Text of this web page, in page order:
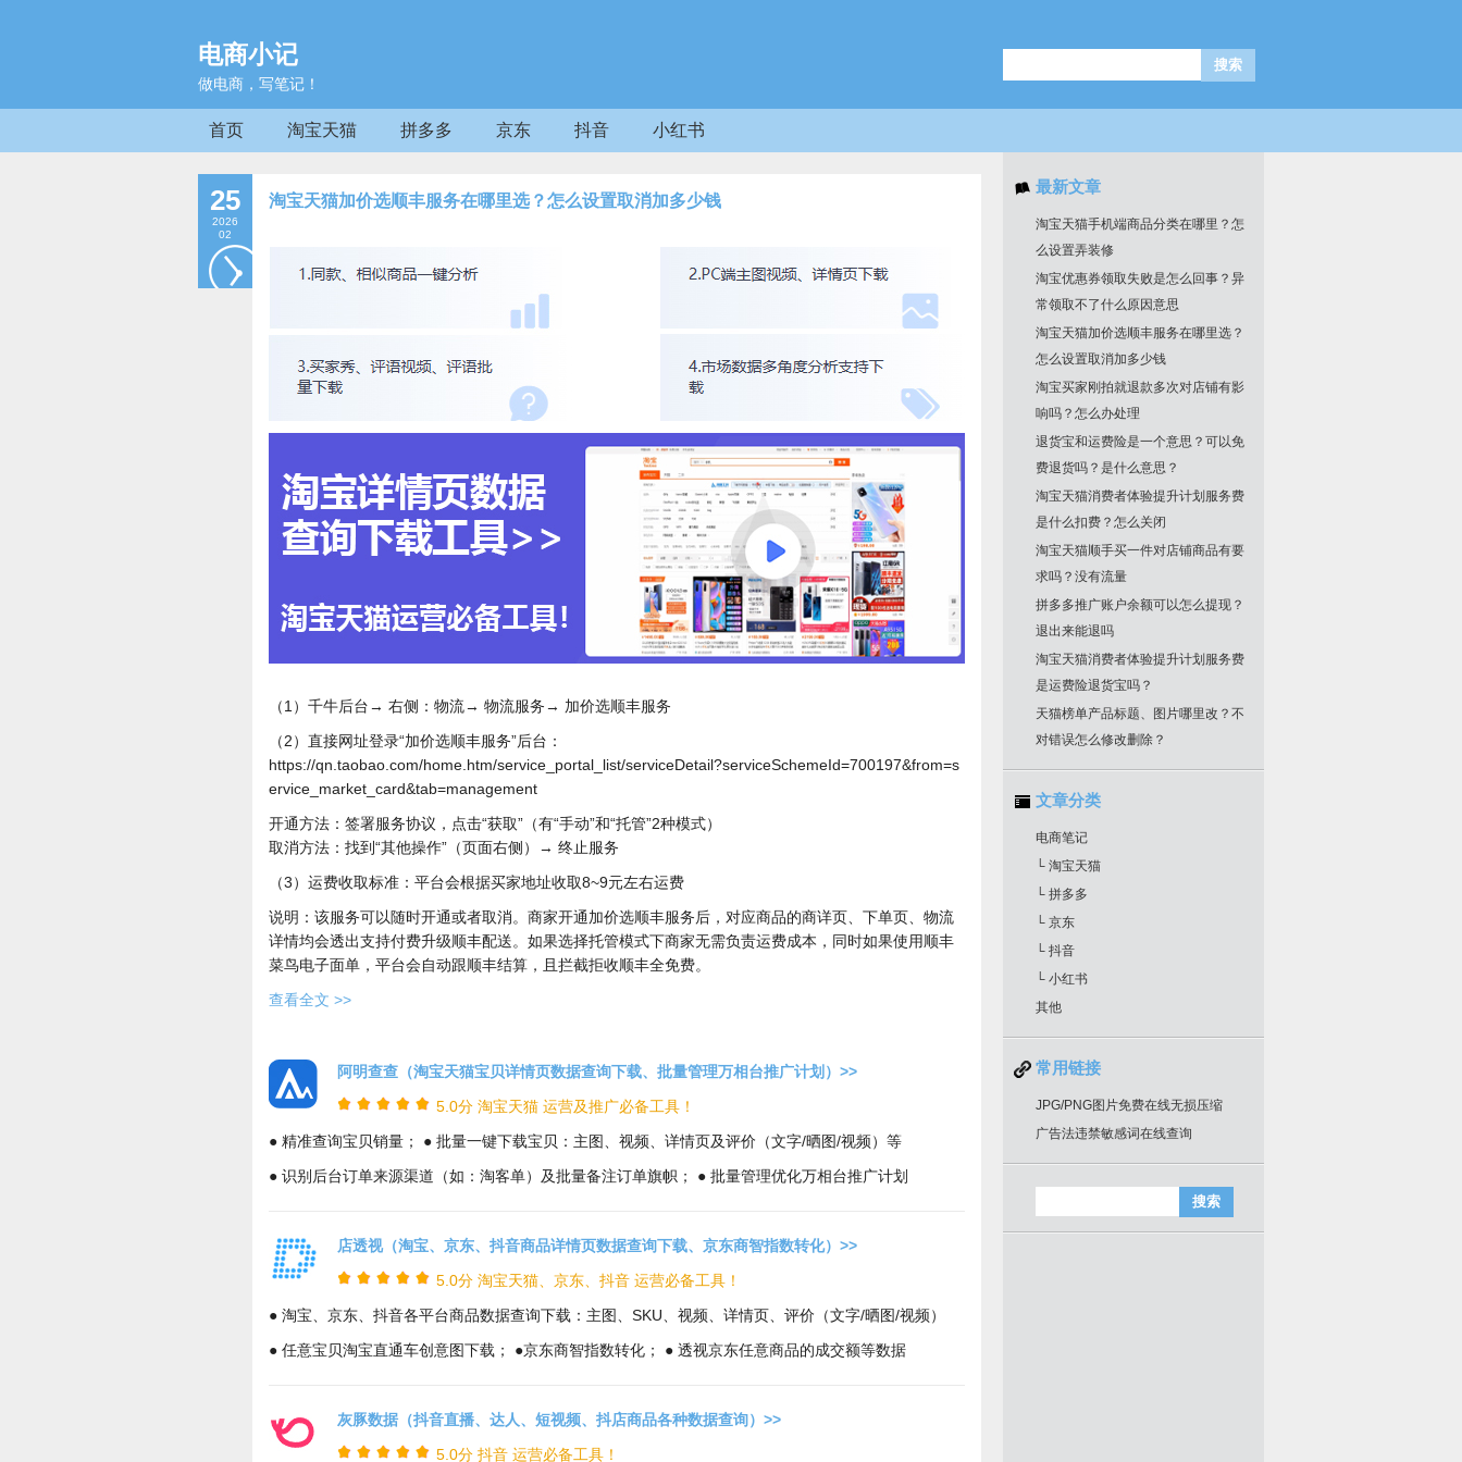
电商小记
做电商，写笔记！
首页 淘宝天猫 拼多多 京东 抖音 小红书
25
2026
02
淘宝天猫加价选顺丰服务在哪里选？怎么设置取消加多少钱
（1）千牛后台→ 右侧：物流→ 物流服务→ 加价选顺丰服务
（2）直接网址登录“加价选顺丰服务”后台：
https://qn.taobao.com/home.htm/service_portal_list/serviceDetail?serviceSchemeId=700197&from=s
ervice_market_card&tab=management
开通方法：签署服务协议，点击“获取”（有“手动”和“托管”2种模式）
取消方法：找到“其他操作”（页面右侧）→ 终止服务
（3）运费收取标准：平台会根据买家地址收取8~9元左右运费
说明：该服务可以随时开通或者取消。商家开通加价选顺丰服务后，对应商品的商详页、下单页、物流
详情均会透出支持付费升级顺丰配送。如果选择托管模式下商家无需负责运费成本，同时如果使用顺丰
菜鸟电子面单，平台会自动跟顺丰结算，且拦截拒收顺丰全免费。
查看全文 >>
阿明查查（淘宝天猫宝贝详情页数据查询下载、批量管理万相台推广计划）>>
5.0分 淘宝天猫 运营及推广必备工具！
● 精准查询宝贝销量； ● 批量一键下载宝贝：主图、视频、详情页及评价（文字/晒图/视频）等
● 识别后台订单来源渠道（如：淘客单）及批量备注订单旗帜； ● 批量管理优化万相台推广计划
店透视（淘宝、京东、抖音商品详情页数据查询下载、京东商智指数转化）>>
5.0分 淘宝天猫、京东、抖音 运营必备工具！
● 淘宝、京东、抖音各平台商品数据查询下载：主图、SKU、视频、详情页、评价（文字/晒图/视频）
● 任意宝贝淘宝直通车创意图下载； ●京东商智指数转化； ● 透视京东任意商品的成交额等数据
灰豚数据（抖音直播、达人、短视频、抖店商品各种数据查询）>>
5.0分 抖音 运营必备工具！
最新文章
淘宝天猫手机端商品分类在哪里？怎
么设置弄装修
淘宝优惠券领取失败是怎么回事？异
常领取不了什么原因意思
淘宝天猫加价选顺丰服务在哪里选？
怎么设置取消加多少钱
淘宝买家刚拍就退款多次对店铺有影
响吗？怎么办处理
退货宝和运费险是一个意思？可以免
费退货吗？是什么意思？
淘宝天猫消费者体验提升计划服务费
是什么扣费？怎么关闭
淘宝天猫顺手买一件对店铺商品有要
求吗？没有流量
拼多多推广账户余额可以怎么提现？
退出来能退吗
淘宝天猫消费者体验提升计划服务费
是运费险退货宝吗？
天猫榜单产品标题、图片哪里改？不
对错误怎么修改删除？
文章分类
电商笔记
└ 淘宝天猫
└ 拼多多
└ 京东
└ 抖音
└ 小红书
其他
常用链接
JPG/PNG图片免费在线无损压缩
广告法违禁敏感词在线查询